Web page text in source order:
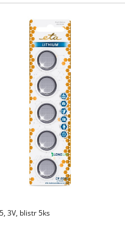
3V, blistr 5ks